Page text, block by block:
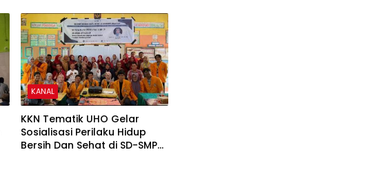
KANAL
KKN Tematik UHO Gelar
Sosialisasi Perilaku Hidup
Bersih Dan Sehat di SD-SMP